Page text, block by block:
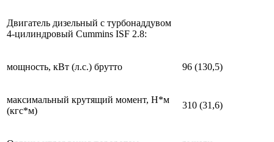
Двигатель дизельный с турбонаддувом
4-цилиндровый Cummins ISF 2.8:
мощность, кВт (л.с.) брутто 96 (130,5)
максимальный крутящий момент, Н*м
(кгс*м)
310 (31,6)